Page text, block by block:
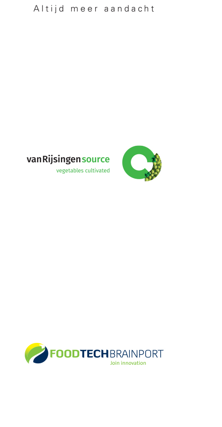
vanRijsingeningredients
Partners
Stichting Food Tech Park Brainport (FOODTECH)